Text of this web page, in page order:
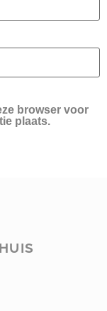
browser voor
plaats.